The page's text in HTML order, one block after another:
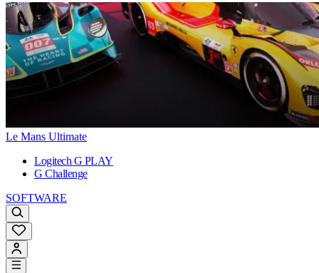
Le Mans Ultimate
Logitech G PLAY
G Challenge
SOFTWARE